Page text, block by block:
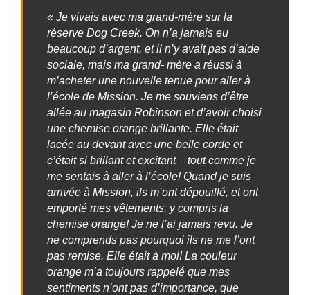
« Je vivais avec ma grand-mère sur la
réserve Dog Creek. On n’a jamais eu
beaucoup d’argent, et il n’y avait pas d’aide
sociale, mais ma grand- mère a réussi à
m’acheter une nouvelle tenue pour aller à
l’école de Mission. Je me souviens d’être
allée au magasin Robinson et d’avoir choisi
une chemise orange brillante. Elle était
lacée au devant avec une belle corde et
c’était si brillant et excitant – tout comme je
me sentais à aller à l’école! Quand je suis
arrivée à Mission, ils m’ont dépouillé, et ont
emporté mes vêtements, y compris la
chemise orange! Je ne l’ai jamais revu. Je
ne comprends pas pourquoi ils ne me l’ont
pas remise. Elle était à moi! La couleur
orange m’a toujours rappelé́ que mes
sentiments n’ont pas d’importance, que